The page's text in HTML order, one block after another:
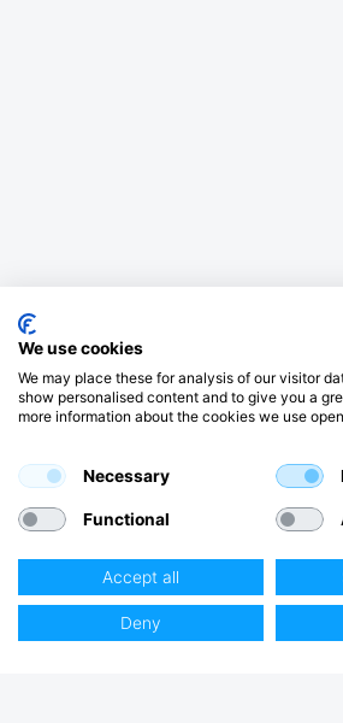
We use cookies
We may place these for analysis of our visitor
show personalised content and to give you a
more information about the cookies we use
Necessary
Functional
Accept all
Deny